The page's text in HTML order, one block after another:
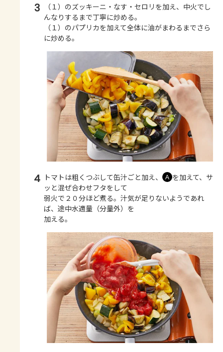
3
（１）のズッキーニ・なす・セロリを加え、中火でし
んなりするまで丁寧に炒める。
（１）のパプリカを加えて全体に油がまわるまでさら
に炒める。
4 トマトは粗くつぶして缶汁ごと加え、 Ａ を加えて、サ
ッと混ぜ合わせフタをして
弱火で２０分ほど煮る。汁気が足りないようであれ
ば、途中水適量（分量外）を
加える。